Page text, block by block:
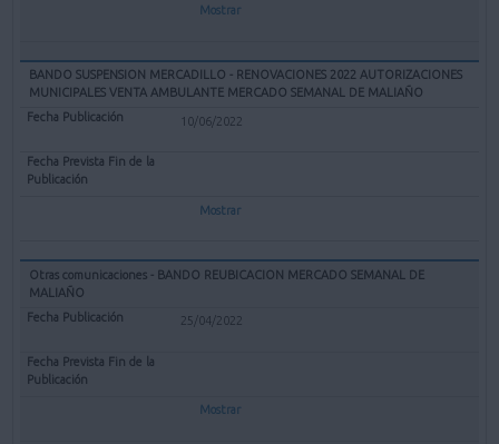
Mostrar
BANDO SUSPENSION MERCADILLO - RENOVACIONES 2022 AUTORIZACIONES
MUNICIPALES VENTA AMBULANTE MERCADO SEMANAL DE MALIAÑO
10/06/2022
Mostrar
Otras comunicaciones - BANDO REUBICACION MERCADO SEMANAL DE
MALIAÑO
25/04/2022
Mostrar